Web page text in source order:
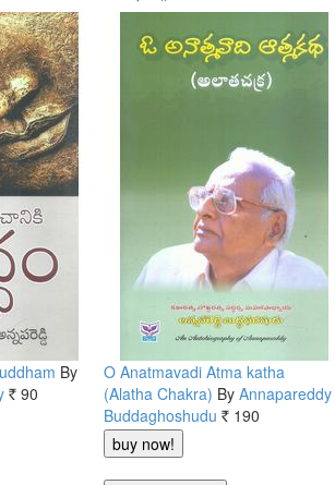
By
Rs. 90
O Anatmavadi Atma katha
(Alatha Chakra) By Annapareddy
Buddaghoshudu
Rs. 190